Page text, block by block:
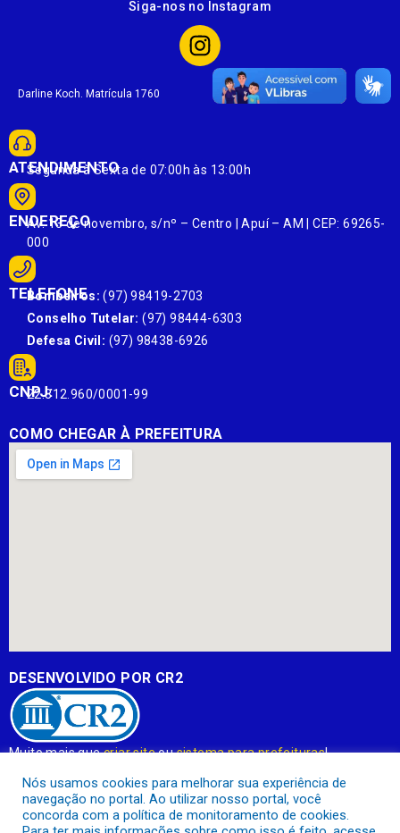
Siga-nos no Instagram
Darline Koch. Matrícula 1760
ATENDIMENTO
Segunda à Sexta de 07:00h às 13:00h
ENDEREÇO
Av. 13 de novembro, s/nº – Centro | Apuí – AM | CEP: 69265-
000
TELEFONE
Bombeiros: (97) 98419-2703
Conselho Tutelar: (97) 98444-6303
Defesa Civil: (97) 98438-6926
CNPJ:
22.812.960/0001-99
COMO CHEGAR À PREFEITURA
DESENVOLVIDO POR CR2
Muito mais quecriar siteousistema para prefeituras!
contrato que todas as exigências das leis de transparência
públicaserão atendidas.
Nós usamos cookies para melhorar sua experiência de
navegação no portal. Ao utilizar nosso portal, você
concorda com a política de monitoramento de cookies.